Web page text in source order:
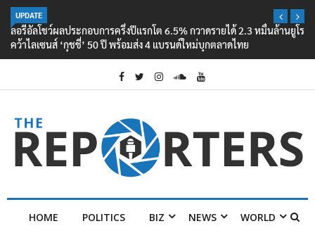
UPDATE
ลอรีอัลโชว์ผลประกอบการครึ่งปีแรกโต 6.5% กวาดรายได้ 2.3 หมื่นล้านยูโร
คว้าไลเซนส์ ‘กุชชี่’ 50 ปี พร้อมส่ง 4 แบรนด์ใหม่บุกตลาดไทย
HOME POLITICS BIZ NEWS WORLD